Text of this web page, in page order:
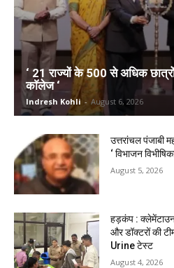
‘ 21 राज्यों के 500 से अधिक
काॅलेज ‘
Indresh Kohli - August 6, 2026
उत्तरांचल पंजाबी
‘ विभाजन
August 5, 2026
हड़कंप :
और डॉक्टरों की
Urine टेस्ट
August 4, 2026